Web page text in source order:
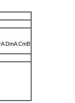
DmA CmB